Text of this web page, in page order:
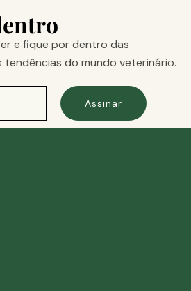
e fique por dentro das
tendências do mundo veterinário.
Assinar